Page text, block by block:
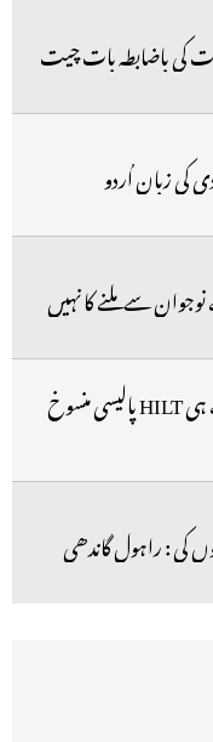
کی باضابطہ بات چیت
کی زبان اُردو
سے ملنے کا نہیں
بی آر ایس کو اقتدار حاصل ہوتے ہی HILT پالیسی منسوخ
کی : راہول گاندھی